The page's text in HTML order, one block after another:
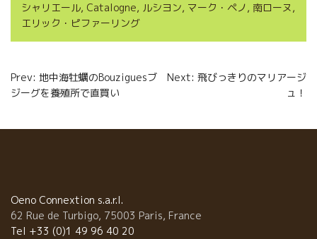
シャリエール, Catalogne, ルシヨン, マーク・ペノ, 南ローヌ,
エリック・ピファーリング
Navigation
de
l’article
Prev: 地中海牡蠣のBouziguesブ
ジーグを養殖所で直買い
Next: 飛びっきりのマリアージ
ュ！
Oeno Connextion s.a.r.l.
62 Rue de Turbigo, 75003 Paris, France
Tel +33 (0)1 49 96 40 20